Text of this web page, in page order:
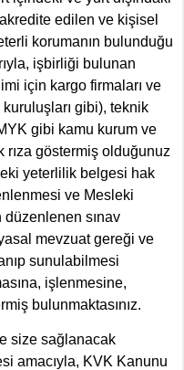
edilen ve kişisel
korumanın bulunduğu
işbirliği bulunan
için kargo firmaları ve
gibi), teknik
gibi kamu kurum ve
rıza göstermiş olduğunuz
yeterlilik belgesi hak
ve Mesleki
düzenlenen sınav
mevzuat gereği ve
sunulabilmesi
işlenmesine,
bulunmaktasınız.
size sağlanacak
amacıyla, KVK Kanunu